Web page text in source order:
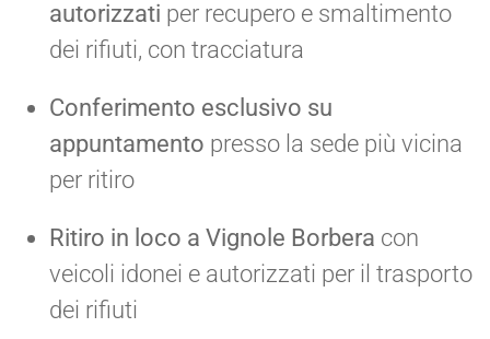
autorizzati per recupero e smaltimento
dei rifiuti, con tracciatura
Conferimento esclusivo su
appuntamento presso la sede più vicina
per ritiro
Ritiro in loco a Vignole Borbera con
veicoli idonei e autorizzati per il trasporto
dei rifiuti